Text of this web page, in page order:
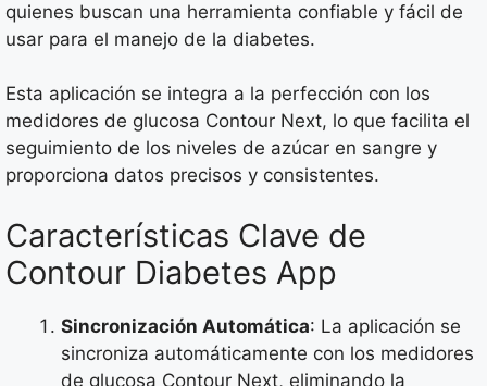
quienes buscan una herramienta confiable y fácil de
usar para el manejo de la diabetes.
Esta aplicación se integra a la perfección con los
medidores de glucosa Contour Next, lo que facilita el
seguimiento de los niveles de azúcar en sangre y
proporciona datos precisos y consistentes.
Características Clave de
Contour Diabetes App
Sincronización Automática: La aplicación se
sincroniza automáticamente con los medidores
de glucosa Contour Next, eliminando la